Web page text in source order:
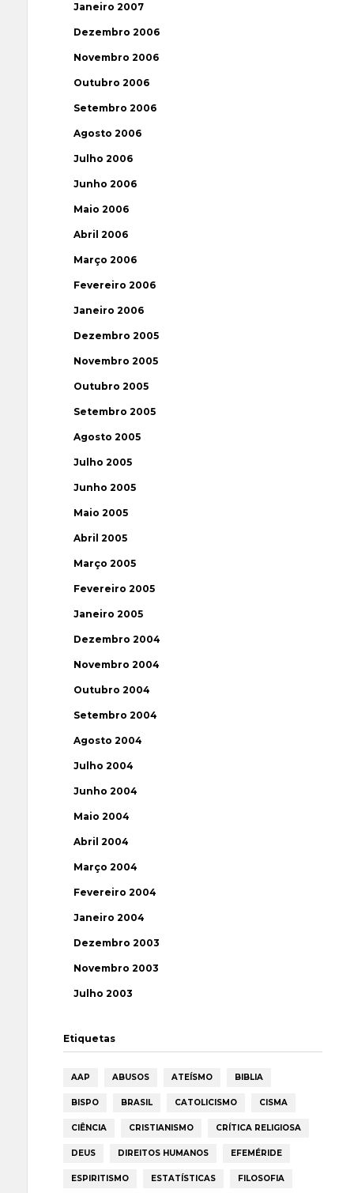
Janeiro 2007
Dezembro 2006
Novembro 2006
Outubro 2006
Setembro 2006
Agosto 2006
Julho 2006
Junho 2006
Maio 2006
Abril 2006
Março 2006
Fevereiro 2006
Janeiro 2006
Dezembro 2005
Novembro 2005
Outubro 2005
Setembro 2005
Agosto 2005
Julho 2005
Junho 2005
Maio 2005
Abril 2005
Março 2005
Fevereiro 2005
Janeiro 2005
Dezembro 2004
Novembro 2004
Outubro 2004
Setembro 2004
Agosto 2004
Julho 2004
Junho 2004
Maio 2004
Abril 2004
Março 2004
Fevereiro 2004
Janeiro 2004
Dezembro 2003
Novembro 2003
Julho 2003
Etiquetas
AAP ABUSOS ATEÍSMO BIBLIA
BISPO BRASIL CATOLICISMO CISMA
CIÊNCIA CRISTIANISMO CRÍTICA RELIGIOSA
DEUS DIREITOS HUMANOS EFEMÉRIDE
ESPIRITISMO ESTATÍSTICAS FILOSOFIA